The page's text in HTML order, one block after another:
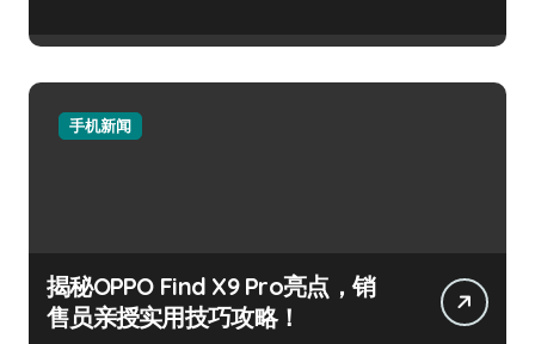
手机新闻
揭秘OPPO Find X9 Pro亮点，销
售员亲授实用技巧攻略！